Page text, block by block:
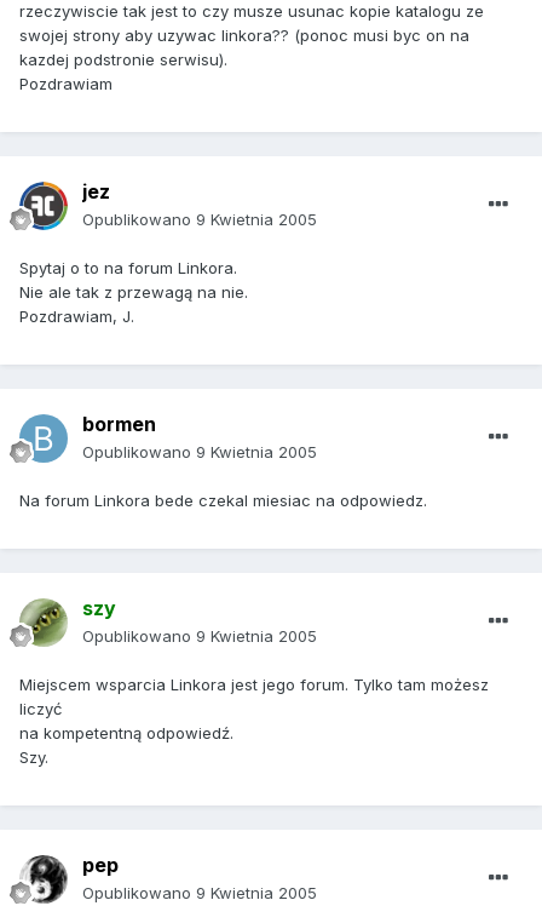
rzeczywiscie tak jest to czy musze usunac kopie katalogu ze
swojej strony aby uzywac linkora?? (ponoc musi byc on na
kazdej podstronie serwisu).
Pozdrawiam
jez
Opublikowano 9 Kwietnia 2005
Spytaj o to na forum Linkora.
Nie ale tak z przewagą na nie.
Pozdrawiam, J.
bormen
Opublikowano 9 Kwietnia 2005
Na forum Linkora bede czekal miesiac na odpowiedz.
szy
Opublikowano 9 Kwietnia 2005
Miejscem wsparcia Linkora jest jego forum. Tylko tam możesz
liczyć
na kompetentną odpowiedź.
Szy.
pep
Opublikowano 9 Kwietnia 2005